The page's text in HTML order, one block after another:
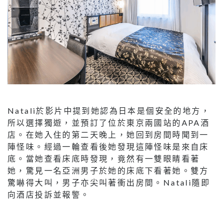
Natali於影片中提到她認為日本是個安全的地方，
所以選擇獨遊，並預訂了位於東京兩國站的APA酒
店。在她入住的第二天晚上，她回到房間時聞到一
陣怪味。經過一輪查看後她發現這陣怪味是來自床
底。當她查看床底時發現，竟然有一雙眼睛看著
她，驚見一名亞洲男子於她的床底下看著她。雙方
驚嚇得大叫，男子亦尖叫著衝出房間。Natali隨即
向酒店投訴並報警。